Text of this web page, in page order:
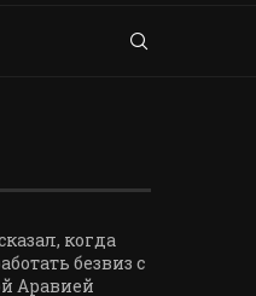
когда
безвиз с
Аравией